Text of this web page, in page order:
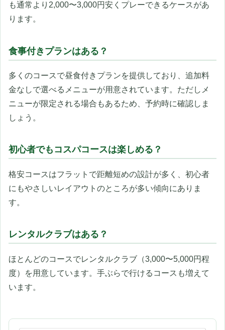
も通常より2,000〜3,000円安くプレーできるケースがあ
ります。
食事付きプランはある？
多くのコースで昼食付きプランを提供しており、追加料
金なしで選べるメニューが用意されています。ただしメ
ニューが限定される場合もあるため、予約時に確認しま
しょう。
初心者でもコスパコースは楽しめる？
格安コースはフラットで距離短めの設計が多く、初心者
にもやさしいレイアウトのところが多い傾向にありま
す。
レンタルクラブはある？
ほとんどのコースでレンタルクラブ（3,000〜5,000円程
度）を用意しています。手ぶらで行けるコースも増えて
います。